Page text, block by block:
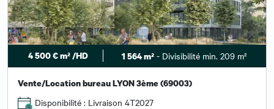
4 500 € m² /HD 1 564 m²- Divisibilité min. 209 m²
Vente/Location bureau LYON 3ème (69003)
Disponibilité : Livraison 4T2027